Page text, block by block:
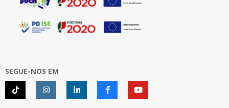
SEGUE-NOS EM